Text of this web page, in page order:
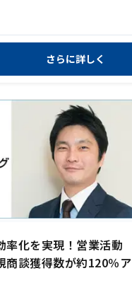
さらに詳しく
率化を実現！営業活動
商談獲得数が約120％ア